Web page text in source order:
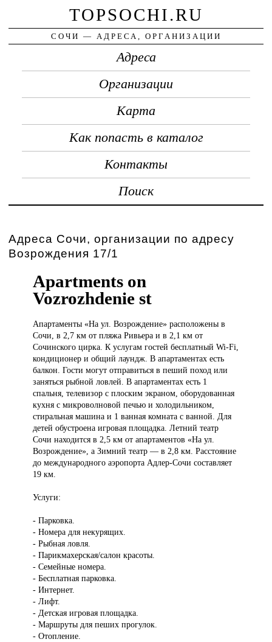
TOPSOCHI.RU
СОЧИ — АДРЕСА, ОРГАНИЗАЦИИ
Адреса
Организации
Карта
Как попасть в каталог
Контакты
Поиск
Адреса Сочи, организации по адресу
Возрождения 17/1
Apartments on
Vozrozhdenie st
Апартаменты «Наул. Возрождение» расположены в
Сочи, в 2,7 км от пляжа Ривьера и в 2,1 км от
Сочинского цирка. К услугам гостей бесплатный Wi-Fi,
кондиционер и общий лаундж. В апартаментах есть
балкон. Гости могут отправиться в пеший поход или
заняться рыбной ловлей. В апартаментах есть 1
спальня, телевизор с плоским экраном, оборудованная
кухня с микроволновой печью и холодильником,
стиральная машина и 1 ванная комната с ванной. Для
детей обустроена игровая площадка. Летний театр
Сочи находится в 2,5 км от апартаментов «На ул.
Возрождение», а Зимний театр — в 2,8 км. Расстояние
до международного аэропорта Адлер-Сочи составляет
19 км.
Услуги:
- Парковка.
- Номера для некурящих.
- Рыбная ловля.
- Парикмахерская/салон красоты.
- Семейные номера.
- Бесплатная парковка.
- Интернет.
- Лифт.
- Детская игровая площадка.
- Маршруты для пеших прогулок.
- Отопление.